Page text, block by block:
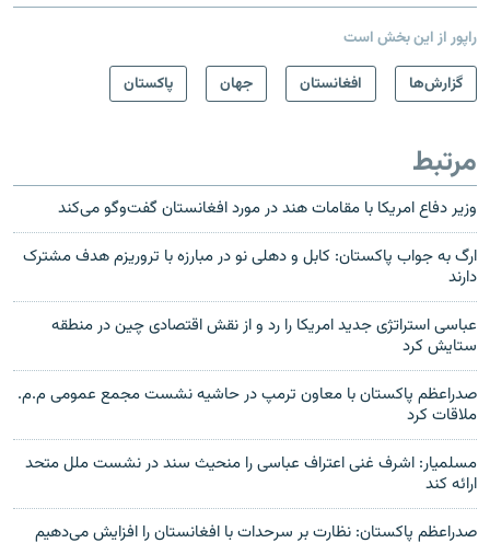
راپور از این بخش است
گزارش‌ها
افغانستان جهان پاکستان
مرتبط
وزیر دفاع امریکا با مقامات هند در مورد افغانستان گفت‌وگو می‌کند
ارگ به جواب پاکستان: کابل و دهلی نو در مبارزه با تروریزم هدف مشترک
دارند
عباسی استراتژی جدید امریکا را رد و از نقش اقتصادی چین در منطقه
ستایش کرد
صدراعظم پاکستان با معاون ترمپ در حاشیه نشست مجمع عمومی م.م.
ملاقات کرد
مسلمیار: اشرف غنی اعتراف عباسی را منحیث سند در نشست ملل متحد
ارائه کند
صدراعظم پاکستان: نظارت بر سرحدات با افغانستان را افزایش می‌دهیم